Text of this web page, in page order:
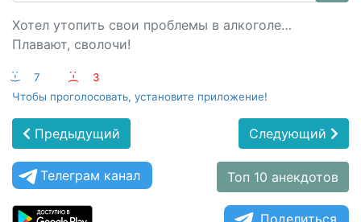
Хотел утопить свои проблемы в алкоголе…
Плавают, сволочи!
:-) 7 :-(
3
Чтобы проголосовать, установите приложение!
Предыдущий Следующий
Телеграм канал Топ 10 анекдотов
Поделиться